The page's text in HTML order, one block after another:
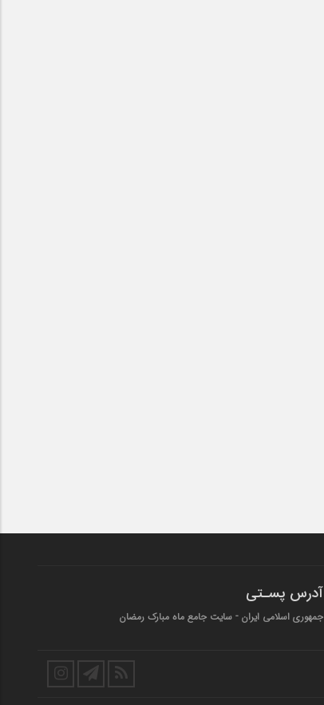
آدرس پسـتی
جمهوری اسلامی ایران - سایت جامع ماه مبارک رمضان